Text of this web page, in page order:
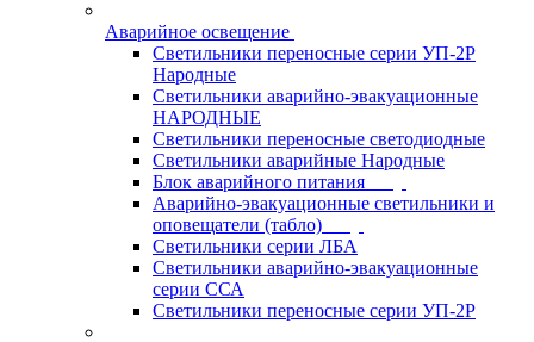
Аварийное освещение
Светильники переносные серии УП-2Р
Народные
Светильники аварийно-эвакуационные
НАРОДНЫЕ
Светильники переносные светодиодные
Светильники аварийные Народные
Блок аварийного питания
Аварийно-эвакуационные светильники и
оповещатели (табло)
Светильники серии ЛБА
Светильники аварийно-эвакуационные
серии ССА
Светильники переносные серии УП-2Р